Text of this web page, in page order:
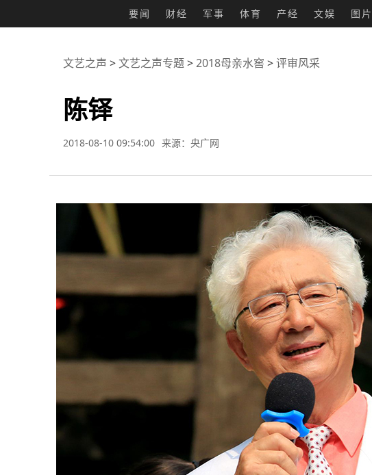
要闻 财经 军事 体育 产经 文娱 图片
文艺之声 >文艺之声专题>2018母亲水窖 >评审风采
陈铎
2018-08-10 09:54:00 来源：央广网